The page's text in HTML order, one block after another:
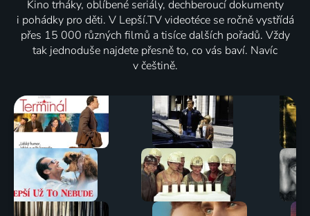
Kino trháky, oblíbené seriály, dechberoucí dokumenty
i pohádky pro děti. V Lepší.TV videotéce se ročně vystřídá
přes 15 000 různých filmů a tisíce dalších pořadů. Vždy
tak jednoduše najdete přesně to, co vás baví. Navíc
v češtině.